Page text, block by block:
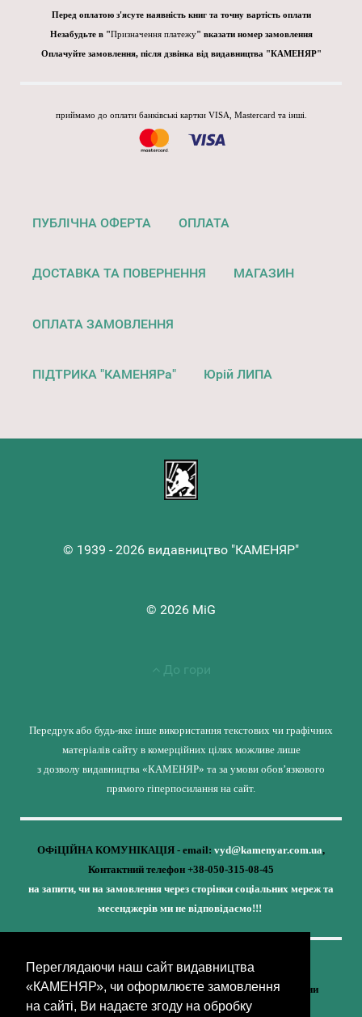
Переглядаючи наш сайт видавництва
«КАМЕНЯР», чи оформлюєте замовлення
на сайті, Ви надаєте згоду на обробку
Перед оплатою з'ясуте наявність книг та точну вартість оплати
Незабудьте в "Призначення платежу" вказати номер замовлення
Оплачуйте замовлення, після дзвінка від видавництва "КАМЕНЯР"
приймамо до оплати банківські картки VISA, Mastercard та інші.
ПУБЛІЧНА ОФЕРТА ОПЛАТА
ДОСТАВКА ТА ПОВЕРНЕННЯ МАГАЗИН
ОПЛАТА ЗАМОВЛЕННЯ
ПІДТРИКА "КАМЕНЯРа" Юрій ЛИПА
© 1939 - 2026 видавництво "КАМЕНЯР"
© 2026 MiG
До гори
Передрук або будь-яке інше використання текстових чи графічних
матеріалів сайту в комерційних цілях можливе лише
з дозволу видавництва «КАМЕНЯР» та за умови обов’язкового
прямого гіперпосилання на сайт.
ОФіЦІЙНА КОМУНІКАЦІЯ - email: vyd@kamenyar.com.ua,
Контактний телефон +38-050-315-08-45
на запити, чи на замовлення через сторінки соціальних мереж та
месенджерів ми не відповідаємо!!!
Кожне наше видання - це внесок у спротив,
у збереження ідентичності та неминучу перемогу України
(видавництво «КАМЕНЯР»)